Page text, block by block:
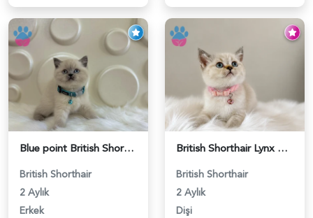
Blue point British Shorthair Kedim 2 Aylık - 4132
British Shorthair
2 Aylık
Erkek
British Shorthair Lynx Point Dişi Yavrumuz Yuva Arıyor - 5148
British Shorthair
2 Aylık
Dişi